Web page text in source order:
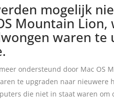
mogelijk
Mountain Lion,
waren te
ondersteund door Mac OS
te upgraden naar nieuwere
die niet in staat waren om